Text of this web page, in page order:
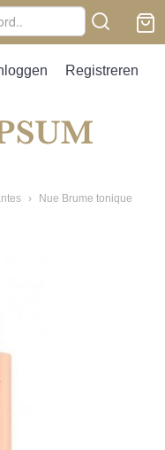
Registreren
›
Nue Brume tonique